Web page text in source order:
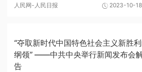
导集体带领全党全国各族人民在新时代新征
人民网-人民日报 2023-10-18
“夺取新时代中国特色社会主义新胜
纲领” ——中共中央举行新闻发布会
告